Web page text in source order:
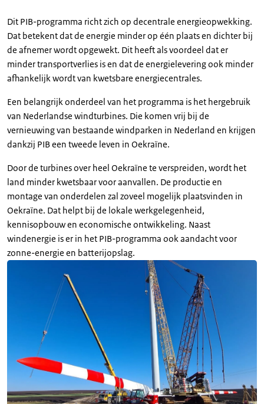
Dit PIB-programma richt zich op decentrale energieopwekking.
Dat betekent dat de energie minder op één plaats en dichter bij
de afnemer wordt opgewekt. Dit heeft als voordeel dat er
minder transportverlies is en dat de energielevering ook minder
afhankelijk wordt van kwetsbare energiecentrales.
Een belangrijk onderdeel van het programma is het hergebruik
van Nederlandse windturbines. Die komen vrij bij de
vernieuwing van bestaande windparken in Nederland en krijgen
dankzij PIB een tweede leven in Oekraïne.
Door de turbines over heel Oekraïne te verspreiden, wordt het
land minder kwetsbaar voor aanvallen. De productie en
montage van onderdelen zal zoveel mogelijk plaatsvinden in
Oekraïne. Dat helpt bij de lokale werkgelegenheid,
kennisopbouw en economische ontwikkeling. Naast
windenergie is er in het PIB-programma ook aandacht voor
zonne-energie en batterijopslag.